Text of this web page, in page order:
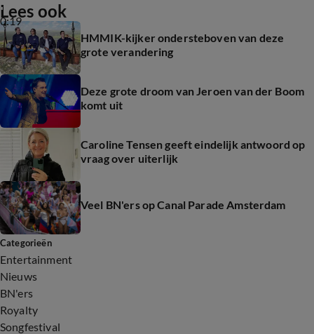
0:19
Lees ook
HMMIK-kijker ondersteboven van deze
grote verandering
Deze grote droom van Jeroen van der Boom
komt uit
Caroline Tensen geeft eindelijk antwoord op
vraag over uiterlijk
Veel BN'ers op Canal Parade Amsterdam
Categorieën
Entertainment
Nieuws
BN'ers
Royalty
Songfestival